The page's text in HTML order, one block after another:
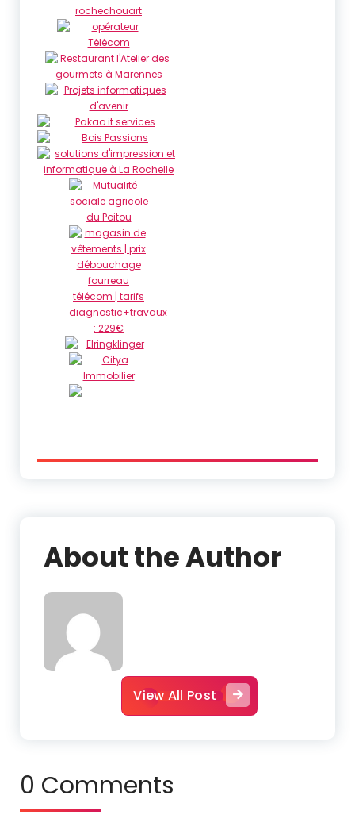
About the Author
View All Post
0 Comments